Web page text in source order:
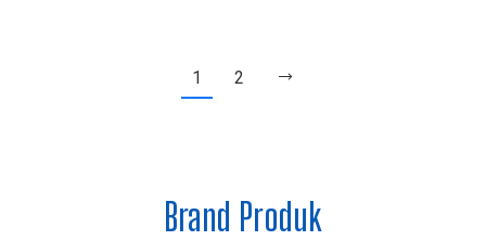
1 2
Brand Produk